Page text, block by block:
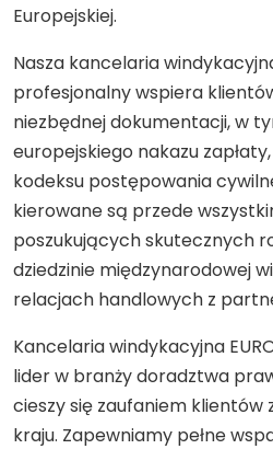
Europejskiej.
Nasza kancelaria
profesjonalny wspiera
niezbędnej dokumentacji, w
europejskiego nakazu
kodeksu postępowania
kierowane są przede
poszukujących skutecznych
dziedzinie międzynarodowej
relacjach handlowych z
Kancelaria windykacyjna
lider w branży doradztwa
cieszy się zaufaniem klientów
kraju. Zapewniamy pełne